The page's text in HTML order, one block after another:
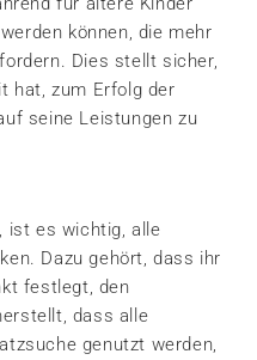
können, die mehr
Dies stellt sicher,
hat, zum Erfolg der
seine Leistungen zu
ist es wichtig, alle
Dazu gehört, dass ihr
festlegt, den
dass alle
genutzt werden,